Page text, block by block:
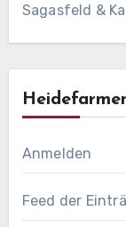
Sagasfeld &
Anmelden
Feed der